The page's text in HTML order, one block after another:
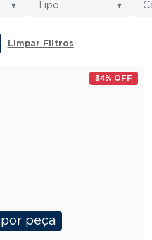
▾ Tipo ▾
Limpar Filtros
34% OFF
por peça